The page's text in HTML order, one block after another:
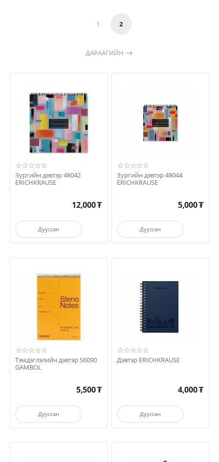
1 2
ДАРААГИЙН
Зургийн дэвтэр 48042
ERICHKRAUSE
12,000₮
Дууссан
Зургийн дэвтэр 48044
ERICHKRAUSE
5,000₮
Дууссан
Тэмдэглэлийн дэвтэр S6090
GAMBOL
5,500₮
Дууссан
Дэвтэр ERICHKRAUSE
4,000₮
Дууссан